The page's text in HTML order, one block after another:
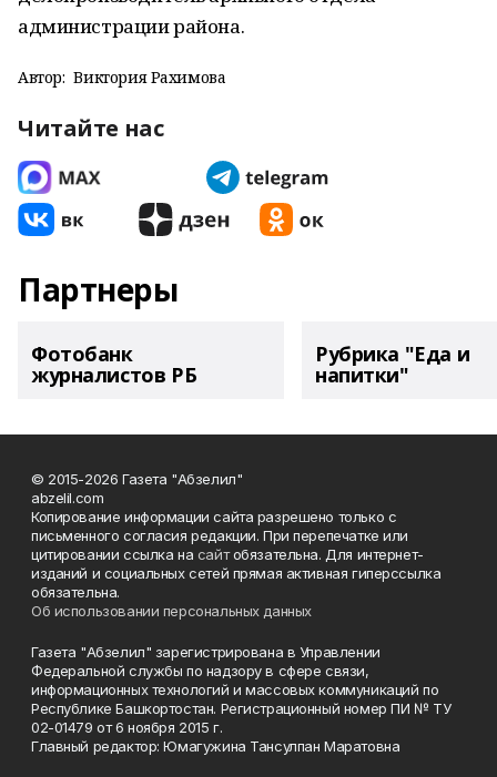
администрации района.
Автор: Виктория Рахимова
Читайте нас
Партнеры
Фотобанк
журналистов РБ
Рубрика "Еда и
напитки"
© 2015-2026 Газета "Абзелил"
abzelil.com
Копирование информации сайта разрешено только с
письменного согласия редакции. При перепечатке или
цитировании ссылка на сайтобязательна. Для интернет-
изданий и социальных сетей прямая активная гиперссылка
обязательна.
Об использовании персональных данных
Газета "Абзелил" зарегистрирована в Управлении
Федеральной службы по надзору в сфере связи,
информационных технологий и массовых коммуникаций по
Республике Башкортостан. Регистрационный номер ПИ № ТУ
02-01479 от 6 ноября 2015 г.
Главный редактор: Юмагужина Тансулпан Маратовна